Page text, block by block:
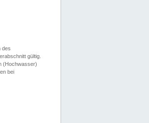
des
gültig.
(Hochwasser)
bei